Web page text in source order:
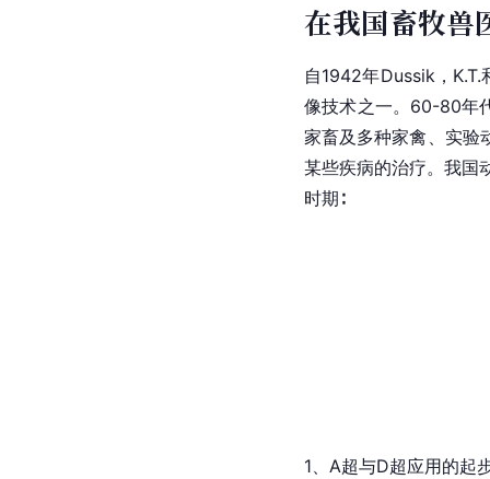
在我国畜牧兽
自1942年Dussik，
像技术之一。60-80年
家畜及多种家禽 、实
某些疾病的治疗。我国
时期∶
1、A超与D超应用的起